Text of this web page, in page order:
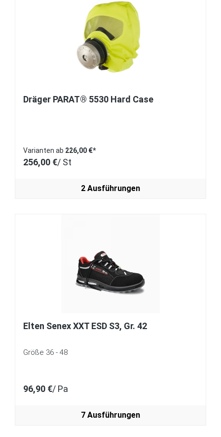
Dräger PARAT® 5530 Hard Case
Varianten ab 226,00 €*
256,00 €/ St
2 Ausführungen
Elten Senex XXT ESD S3, Gr. 42
Größe 36 - 48
96,90 €/ Pa
7 Ausführungen